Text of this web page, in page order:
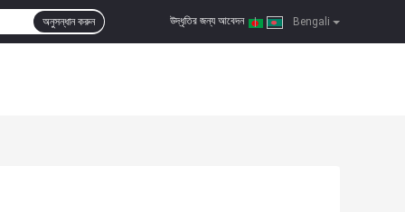
Bengali
উদ্ধৃতির জন্য আবেদন |
অনুসন্ধান করুন